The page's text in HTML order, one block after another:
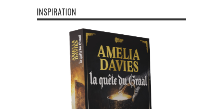
INSPIRATION